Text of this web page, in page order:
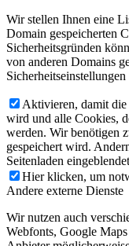
Wir stellen Ihnen eine
Domain gespeicherten
Sicherheitsgründen
von anderen Domains
Aktivieren, damit die
wird und alle Cookies,
werden. Wir benötigen
gespeichert wird.
Seitenladen
Hier klicken, um
Andere externe Dienste
Wir nutzen auch
Webfonts, Google